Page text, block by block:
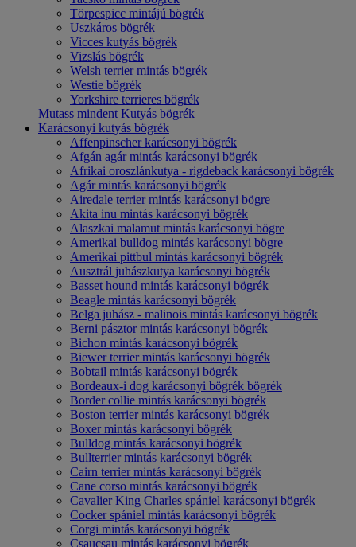
Törpespicc mintájú bögrék
Uszkáros bögrék
Vicces kutyás bögrék
Vizslás bögrék
Welsh terrier mintás bögrék
Westie bögrék
Yorkshire terrieres bögrék
Mutass mindent Kutyás bögrék
Karácsonyi kutyás bögrék
Affenpinscher karácsonyi bögrék
Afgán agár mintás karácsonyi bögrék
Afrikai oroszlánkutya - rigdeback karácsonyi bögrék
Agár mintás karácsonyi bögrék
Airedale terrier mintás karácsonyi bögre
Akita inu mintás karácsonyi bögrék
Alaszkai malamut mintás karácsonyi bögre
Amerikai bulldog mintás karácsonyi bögre
Amerikai pittbul mintás karácsonyi bögrék
Ausztrál juhászkutya karácsonyi bögrék
Basset hound mintás karácsonyi bögrék
Beagle mintás karácsonyi bögrék
Belga juhász - malinois mintás karácsonyi bögrék
Berni pásztor mintás karácsonyi bögrék
Bichon mintás karácsonyi bögrék
Biewer terrier mintás karácsonyi bögrék
Bobtail mintás karácsonyi bögrék
Bordeaux-i dog karácsonyi bögrék bögrék
Border collie mintás karácsonyi bögrék
Boston terrier mintás karácsonyi bögrék
Boxer mintás karácsonyi bögrék
Bulldog mintás karácsonyi bögrék
Bullterrier mintás karácsonyi bögrék
Cairn terrier mintás karácsonyi bögrék
Cane corso mintás karácsonyi bögrék
Cavalier King Charles spániel karácsonyi bögrék
Cocker spániel mintás karácsonyi bögrék
Corgi mintás karácsonyi bögrék
Csaucsau mintás karácsonyi bögrék